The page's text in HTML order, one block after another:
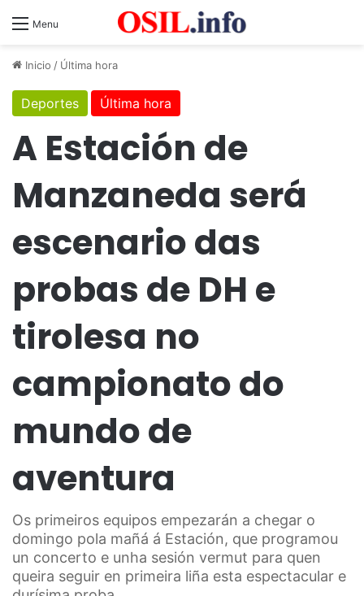
Menu
Inicio / Última hora
Deportes Última hora
A Estación de
Manzaneda será
escenario das
probas de DH e
tirolesa no
campionato do
mundo de
aventura
Os primeiros equipos empezarán a chegar o
domingo pola mañá á Estación, que programou
un concerto e unha sesión vermut para quen
queira seguir en primeira liña esta espectacular e